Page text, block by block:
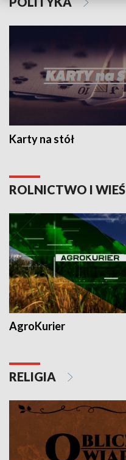
Karty na stół
ROLNICTWO I WIEŚ
AgroKurier
RELIGIA